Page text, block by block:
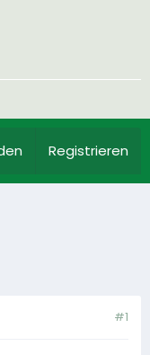
Registrieren
#1